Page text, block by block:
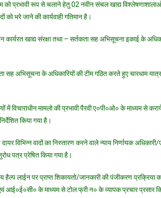
को प्रभावी रूप से चलाने हेतु 02 नवीन संचल खाद्य
को भरे जाने की कार्यवाही गतिमान है।
खाद्य संरक्षा तथा – सर्तकता सह अभिसूचना इकाई के
सह अभिसूचना के अधिकारियों की टीम गठित करते हुए चारधाम
में विचाराधीन मामलो की प्रभावी पैरवी ए०पी०ओ० के माध्यम से
किया गया है।
विभिन्न वादों का निस्तारण करने वाले न्याय निर्णायक
पत्र प्रेषित किया गया है।
हैल्प लाईन पर प्राप्त शिकायतो/जानकारी की पंजीकरण
के माध्यम से टोल फ्री न० के व्यापक प्रचार प्रसार